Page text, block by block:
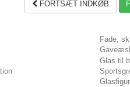
FORTSÆT INDKØB
Fade,
Glas til